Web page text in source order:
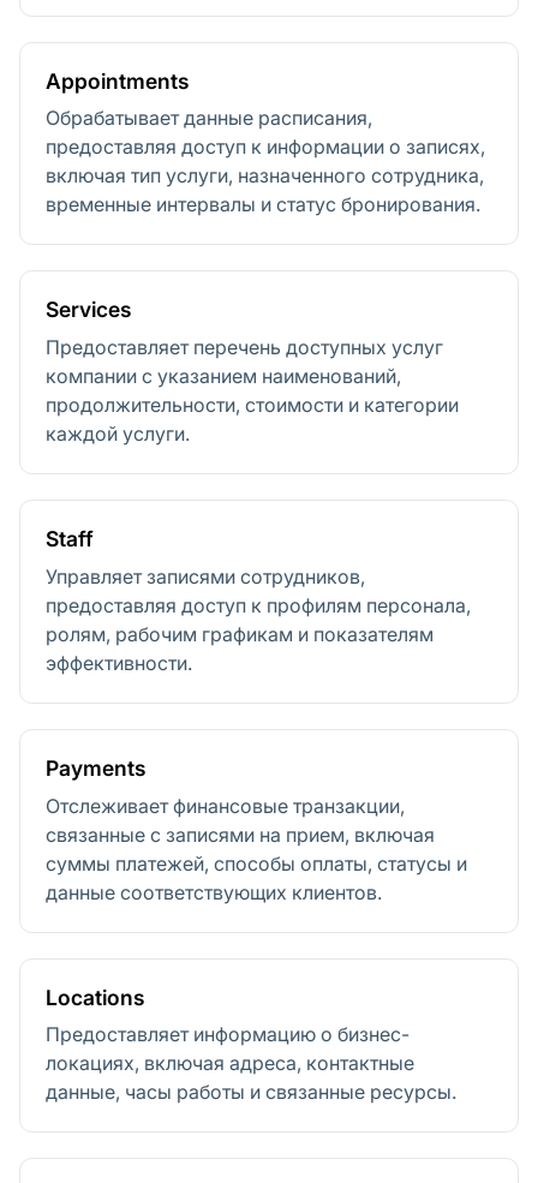
Appointments
Обрабатывает данные расписания,
предоставляя доступ к информации о записях,
включая тип услуги, назначенного сотрудника,
временные интервалы и статус бронирования.
Services
Предоставляет перечень доступных услуг
компании с указанием наименований,
продолжительности, стоимости и категории
каждой услуги.
Staff
Управляет записями сотрудников,
предоставляя доступ к профилям персонала,
ролям, рабочим графикам и показателям
эффективности.
Payments
Отслеживает финансовые транзакции,
связанные с записями на прием, включая
суммы платежей, способы оплаты, статусы и
данные соответствующих клиентов.
Locations
Предоставляет информацию о бизнес-
локациях, включая адреса, контактные
данные, часы работы и связанные ресурсы.